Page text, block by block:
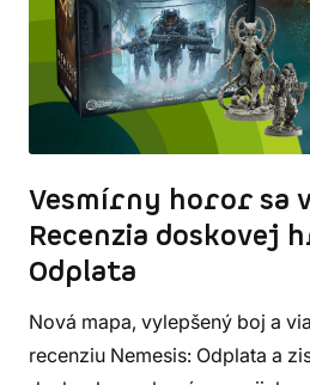
Vesmírny horor sa
Recenzia doskovej
Odplata
Nová mapa, vylepšený boj a
recenziu Nemesis: Odplata a